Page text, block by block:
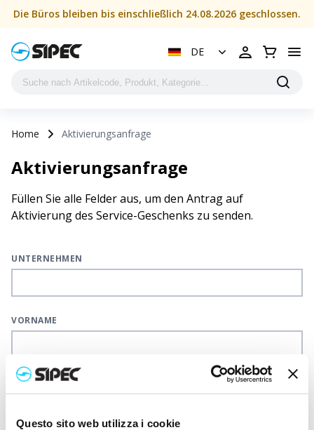
Questo sito web utilizza i cookie
Die Büros bleiben bis einschließlich 24.08.2026 geschlossen.
DE
Home Aktivierungsanfrage
Aktivierungsanfrage
Füllen Sie alle Felder aus, um den Antrag auf
Aktivierung des Service-Geschenks zu senden.
UNTERNEHMEN
VORNAME
E-MAIL